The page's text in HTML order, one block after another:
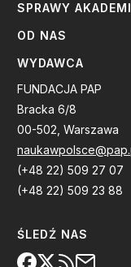
SPRAWY
OD NAS
WYDAWCA
FUNDACJA PAP
Bracka 6/8
00-502, Warszawa
(+48 22) 509 27 07
(+48 22) 509 23 88
ŚLEDŹ NAS